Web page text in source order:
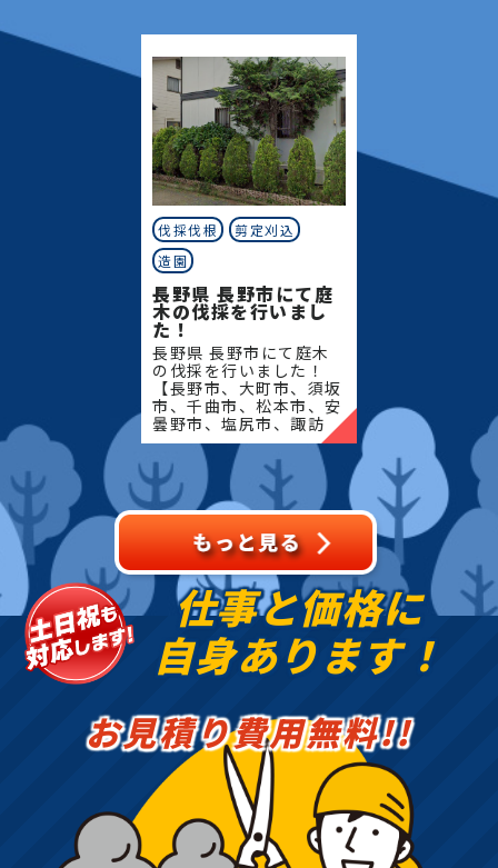
訪町、長和町、立科町、
御代田�
訪町、長和町、立科町、
御代田�
伐採伐根
剪定刈込
造園
長野県 長野市にて庭
木の伐採を行いまし
た！
長野県 長野市にて庭木
の伐採を行いました！
【長野市、大町市、須坂
市、千曲市、松本市、安
曇野市、塩尻市、諏訪
市、岡谷市、茅野市、上
田市、東御市、小諸市、
佐久市、軽井沢町、下諏
訪町、長和町、立科町、
御代田�
仕事と価格に
自身あります！
お見積り費用無料!!